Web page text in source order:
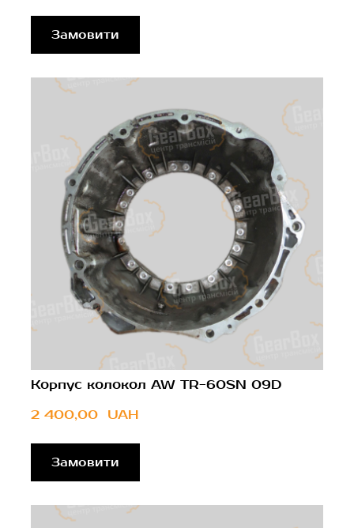
Замовити
Корпус колокол AW TR-60SN 09D
2 400,00  UAH
Замовити